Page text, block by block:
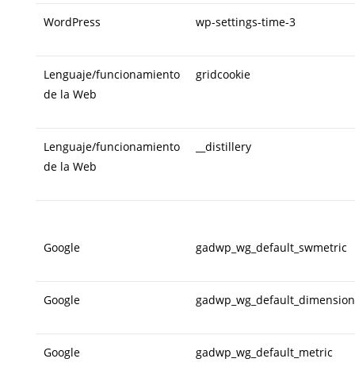
WordPress wp-settings-time-3
Lenguaje/funcionamiento
de la Web
gridcookie
Lenguaje/funcionamiento
de la Web
__distillery
Google gadwp_wg_default_swmetric
Google gadwp_wg_default_dimension
Google gadwp_wg_default_metric